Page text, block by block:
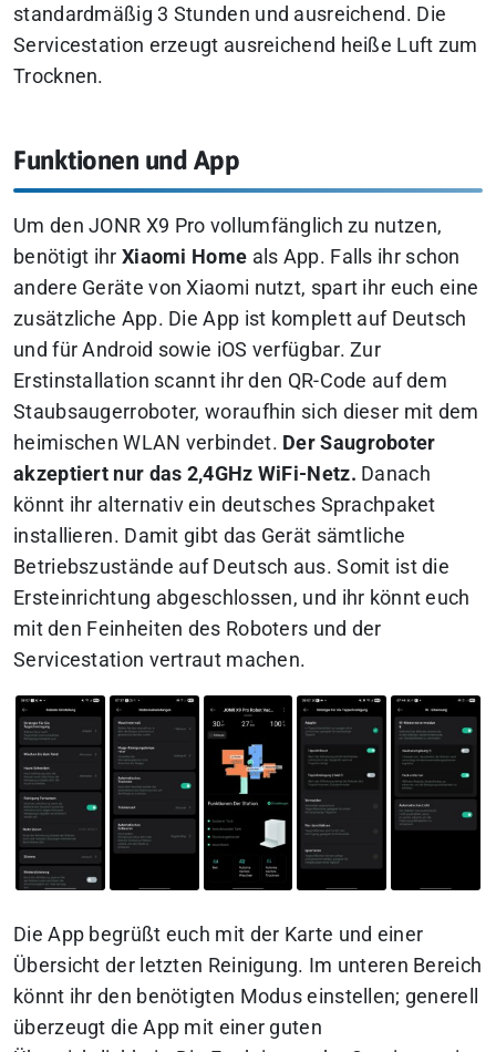
standardmäßig 3 Stunden und ausreichend. Die
Servicestation erzeugt ausreichend heiße Luft zum
Trocknen.
Funktionen und App
Um den JONR X9 Pro vollumfänglich zu nutzen,
benötigt ihr Xiaomi Home als App. Falls ihr schon
andere Geräte von Xiaomi nutzt, spart ihr euch eine
zusätzliche App. Die App ist komplett auf Deutsch
und für Android sowie iOS verfügbar. Zur
Erstinstallation scannt ihr den QR-Code auf dem
Staubsaugerroboter, woraufhin sich dieser mit dem
heimischen WLAN verbindet. Der Saugroboter
akzeptiert nur das 2,4GHz WiFi-Netz. Danach
könnt ihr alternativ ein deutsches Sprachpaket
installieren. Damit gibt das Gerät sämtliche
Betriebszustände auf Deutsch aus. Somit ist die
Ersteinrichtung abgeschlossen, und ihr könnt euch
mit den Feinheiten des Roboters und der
Servicestation vertraut machen.
Die App begrüßt euch mit der Karte und einer
Übersicht der letzten Reinigung. Im unteren Bereich
könnt ihr den benötigten Modus einstellen; generell
überzeugt die App mit einer guten